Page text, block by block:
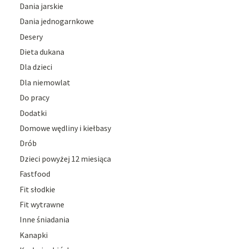
Dania jarskie
Dania jednogarnkowe
Desery
Dieta dukana
Dla dzieci
Dla niemowlat
Do pracy
Dodatki
Domowe wędliny i kiełbasy
Drób
Dzieci powyżej 12 miesiąca
Fastfood
Fit słodkie
Fit wytrawne
Inne śniadania
Kanapki